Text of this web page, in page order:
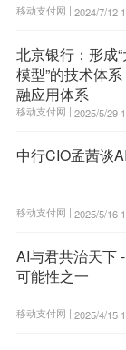
移动支付网 | 2024/7/12
北京银行：形成
模型”的技术体
融应用体系
移动支付网 | 2025/5/29
中行CIO孟茜谈
移动支付网 | 2025/5/16
AI与君共治天下
可能性之一
移动支付网 | 2025/4/15